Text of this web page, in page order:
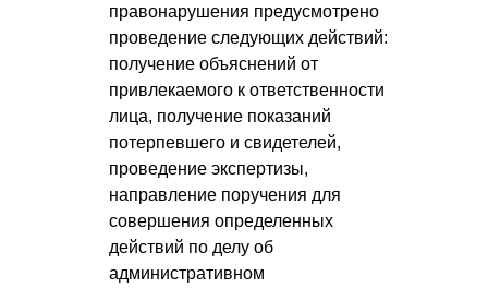
правонарушения предусмотрено
проведение следующих действий:
получение объяснений от
привлекаемого к ответственности
лица, получение показаний
потерпевшего и свидетелей,
проведение экспертизы,
направление поручения для
совершения определенных
действий по делу об
административном